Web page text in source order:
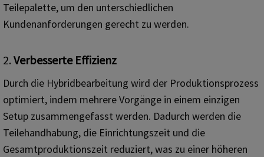
Teilepalette, um den unterschiedlichen
Kundenanforderungen gerecht zu werden.
2. Verbesserte Effizienz
Durch die Hybridbearbeitung wird der Produktionsprozess
optimiert, indem mehrere Vorgänge in einem einzigen
Setup zusammengefasst werden. Dadurch werden die
Teilehandhabung, die Einrichtungszeit und die
Gesamtproduktionszeit reduziert, was zu einer höheren